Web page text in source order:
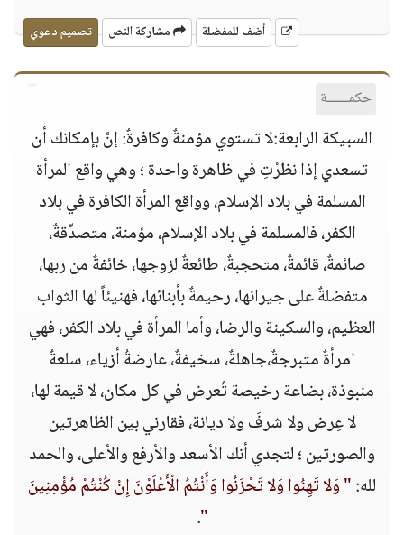
أضف للمفضلة مشاركة النص تصميم دعوي
حكمــــــة
السبيكة الرابعة:لا تستوي مؤمنةٌ وكافرةٌ: إنَّ بإمكانك أن
تسعدي إذا نظرْتِ في ظاهرة واحدة ؛ وهي واقع المرأة
المسلمة في بلاد الإسلام، وواقع المرأة الكافرة في بلاد
الكفر، فالمسلمة في بلاد الإسلام، مؤمنة، متصدِّقةٌ،
صائمةٌ، قائمةٌ، متحجبةٌ، طائعةٌ لزوجها، خائفةٌ من ربها،
متفضلةٌ على جيرانها، رحيمةٌ بأبنائها، فهنيئاً لها الثواب
العظيم، والسكينة والرضا، وأما المرأة في بلاد الكفر، فهي
امرأةٌ متبرجةٌ،جاهلةٌ، سخيفةٌ، عارضةُ أزياء، سلعةٌ
منبوذة، بضاعة رخيصة تُعرض في كل مكان، لا قيمة لها،
لا عِرض ولا شرفَ ولا ديانة، فقارني بين الظاهرتين
والصورتين ؛ لتجدي أنك الأسعد والأرفع والأعلى، والحمد
لله:" وَلا تَهِنُوا وَلا تَحْزَنُوا وَأَنْتُمُ الْأَعْلَوْنَ إِنْ كُنْتُمْ مُؤْمِنِينَ
"
.